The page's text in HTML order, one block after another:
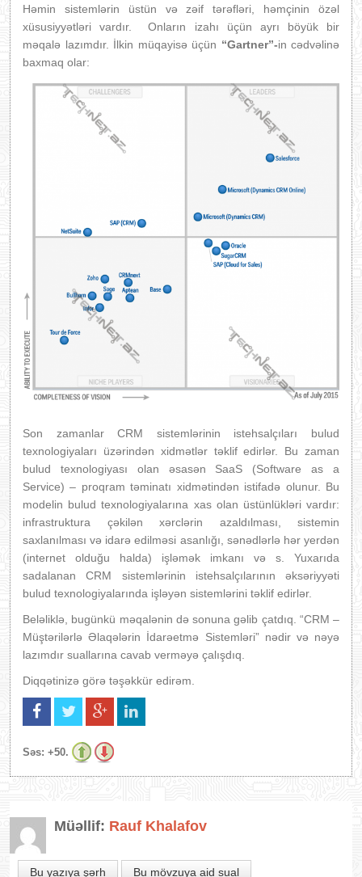
Həmin sistemlərin üstün və zəif tərəfləri, həmçinin özəl
xüsusiyyətləri vardır. Onların izahı üçün ayrı böyük bir
məqalə lazımdır. İlkin müqayisə üçün “Gartner”-in cədvəlinə
baxmaq olar:
Son zamanlar CRM sistemlərinin istehsalçıları bulud
texnologiyaları üzərindən xidmətlər təklif edirlər. Bu zaman
bulud texnologiyası olan əsasən SaaS (Software as a
Service) – proqram təminatı xidmətindən istifadə olunur. Bu
modelin bulud texnologiyalarına xas olan üstünlükləri vardır:
infrastruktura çəkilən xərclərin azaldılması, sistemin
saxlanılması və idarə edilməsi asanlığı, sənədlərlə hər yerdən
(internet olduğu halda) işləmək imkanı və s. Yuxarıda
sadalanan CRM sistemlərinin istehsalçılarının əksəriyyəti
bulud texnologiyalarında işləyən sistemlərini təklif edirlər.
Beləliklə, bugünkü məqalənin də sonuna gəlib çatdıq. “CRM –
Müştərilərlə Əlaqələrin İdarəetmə Sistemləri” nədir və nəyə
lazımdır suallarına cavab verməyə çalışdıq.
Diqqətinizə görə təşəkkür edirəm.
Səs: +50.
Müəllif: Rauf Khalafov
Bu yazıya şərh Bu mövzuya aid sual